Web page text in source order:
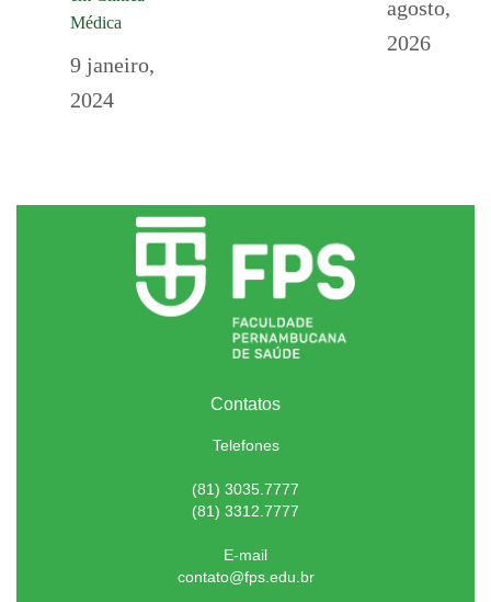
Médica
9 janeiro,
2024
agosto,
2026
Contatos
Telefones
(81) 3035.7777
(81) 3312.7777
E-mail
contato@fps.edu.br